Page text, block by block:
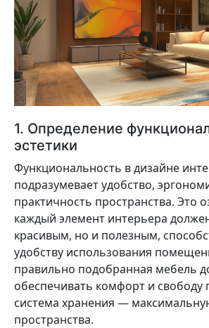
1. Определение
эстетики
Функциональность в дизайне
подразумевает удобство,
практичность пространства. Это
каждый элемент интерьера
красивым, но и полезным,
удобству использования
правильно подобранная мебель
обеспечивать комфорт и свободу
система хранения —
пространства.